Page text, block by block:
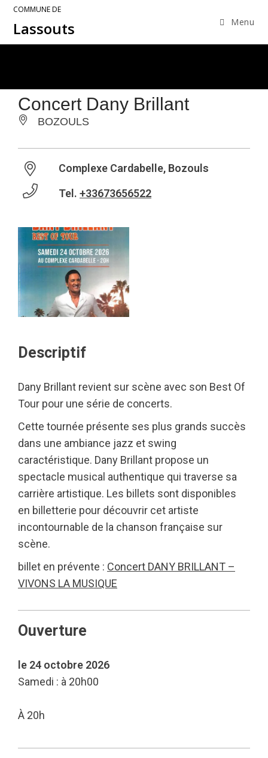
COMMUNE DE
Lassouts Menu
Concert Dany Brillant
BOZOULS
Complexe Cardabelle, Bozouls
Tel. +33673656522
Descriptif
Dany Brillant revient sur scène avec son Best Of
Tour pour une série de concerts.
Cette tournée présente ses plus grands succès
dans une ambiance jazz et swing
caractéristique. Dany Brillant propose un
spectacle musical authentique qui traverse sa
carrière artistique. Les billets sont disponibles
en billetterie pour découvrir cet artiste
incontournable de la chanson française sur
scène.
billet en prévente : Concert DANY BRILLANT –
VIVONS LA MUSIQUE
Ouverture
le 24 octobre 2026
Samedi : à 20h00
À 20h